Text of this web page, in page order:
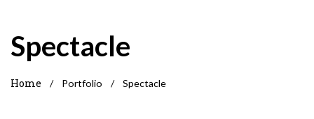
Spectacle
Home / Portfolio / Spectacle